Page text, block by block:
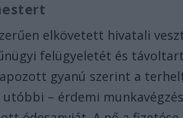
elkövetett hivatali
felügyeletét és
gyanú szerint a
– érdemi